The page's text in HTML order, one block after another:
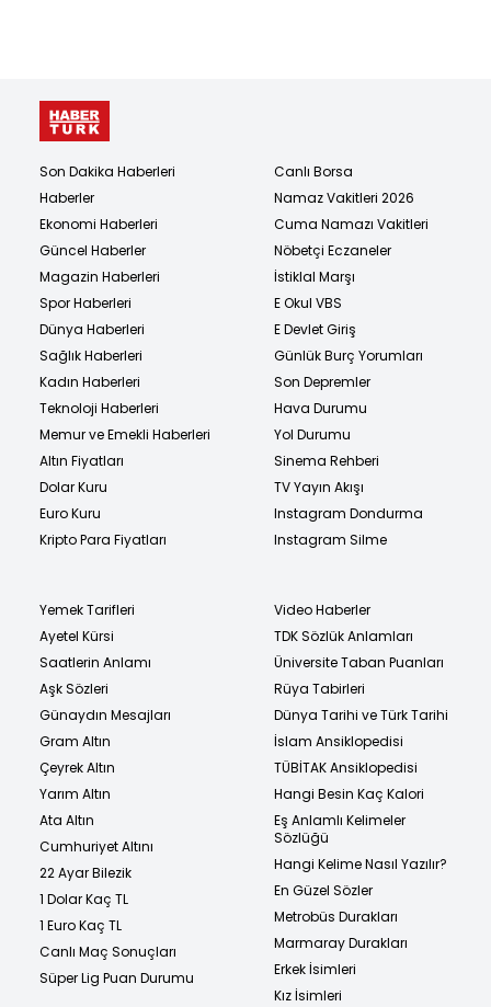
Son Dakika Haberleri
Haberler
Ekonomi Haberleri
Güncel Haberler
Magazin Haberleri
Spor Haberleri
Dünya Haberleri
Sağlık Haberleri
Kadın Haberleri
Teknoloji Haberleri
Memur ve Emekli Haberleri
Altın Fiyatları
Dolar Kuru
Euro Kuru
Kripto Para Fiyatları
Canlı Borsa
Namaz Vakitleri 2026
Cuma Namazı Vakitleri
Nöbetçi Eczaneler
İstiklal Marşı
E Okul VBS
E Devlet Giriş
Günlük Burç Yorumları
Son Depremler
Hava Durumu
Yol Durumu
Sinema Rehberi
TV Yayın Akışı
Instagram Dondurma
Instagram Silme
Yemek Tarifleri
Ayetel Kürsi
Saatlerin Anlamı
Aşk Sözleri
Günaydın Mesajları
Gram Altın
Çeyrek Altın
Yarım Altın
Ata Altın
Cumhuriyet Altını
22 Ayar Bilezik
1 Dolar Kaç TL
1 Euro Kaç TL
Canlı Maç Sonuçları
Süper Lig Puan Durumu
Video Haberler
TDK Sözlük Anlamları
Üniversite Taban Puanları
Rüya Tabirleri
Dünya Tarihi ve Türk Tarihi
İslam Ansiklopedisi
TÜBİTAK Ansiklopedisi
Hangi Besin Kaç Kalori
Eş Anlamlı Kelimeler
Sözlüğü
Hangi Kelime Nasıl Yazılır?
En Güzel Sözler
Metrobüs Durakları
Marmaray Durakları
Erkek İsimleri
Kız İsimleri